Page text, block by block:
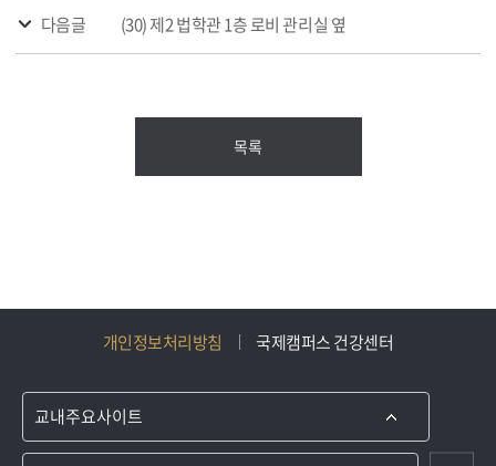
다음글 (30) 제2 법학관 1층 로비 관리실 옆
목록
개인정보처리방침 국제캠퍼스 건강센터